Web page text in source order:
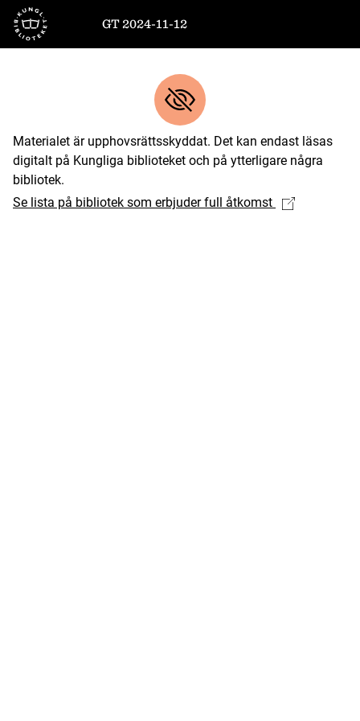
Till startsidan
GT 2024-11-12
Materialet är upphovsrättsskyddat. Det kan endast läsas
digitalt på Kungliga biblioteket och på ytterligare några
bibliotek.
Se lista på bibliotek som erbjuder full åtkomst